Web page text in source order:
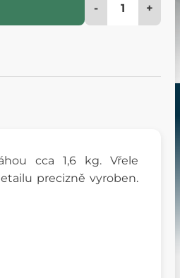
- +
cca 1,6 kg. Vřele
precizně vyroben.